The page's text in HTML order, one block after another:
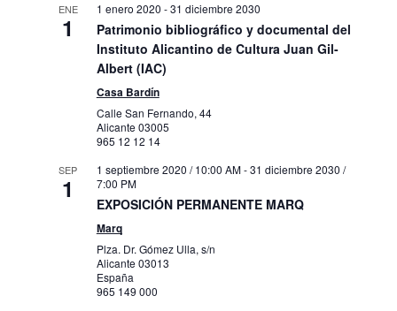
ENE
1
1 enero 2020 -31 diciembre 2030
Patrimonio bibliográfico y documental del
Instituto Alicantino de Cultura Juan Gil-
Albert (IAC)
Casa Bardín
Calle San Fernando, 44
Alicante 03005
965 12 12 14
SEP
1
1 septiembre 2020 / 10:00 AM-31 diciembre 2030 /
7:00 PM
EXPOSICIÓN PERMANENTE MARQ
Marq
Plza. Dr. Gómez Ulla, s/n
Alicante 03013
España
965 149 000